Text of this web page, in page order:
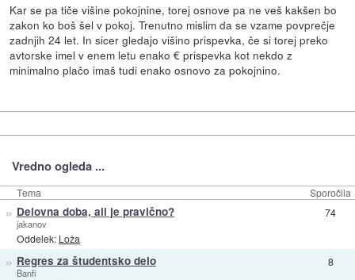
Kar se pa tiče višine pokojnine, torej osnove pa ne veš kakšen bo
zakon ko boš šel v pokoj. Trenutno mislim da se vzame povprečje
zadnjih 24 let. In sicer gledajo višino prispevka, če si torej preko
avtorske imel v enem letu enako € prispevka kot nekdo z
minimalno plačo imaš tudi enako osnovo za pokojnino.
Vredno ogleda ...
Tema Sporočila
» Delovna doba, ali je pravično?
jakanov
Oddelek: Loža
74
» Regres za študentsko delo
Banfi
8